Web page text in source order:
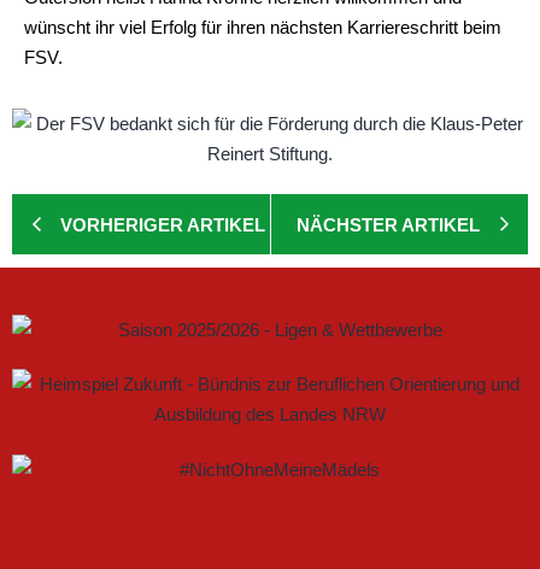
wünscht ihr viel Erfolg für ihren nächsten Karriereschritt beim
FSV.
VORHERIGER ARTIKEL NÄCHSTER ARTIKEL